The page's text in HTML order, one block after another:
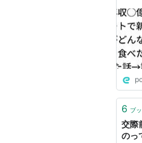
を想
し行
6 ブ
交際
のっ